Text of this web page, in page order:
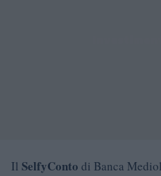
Il SelfyConto di Banca